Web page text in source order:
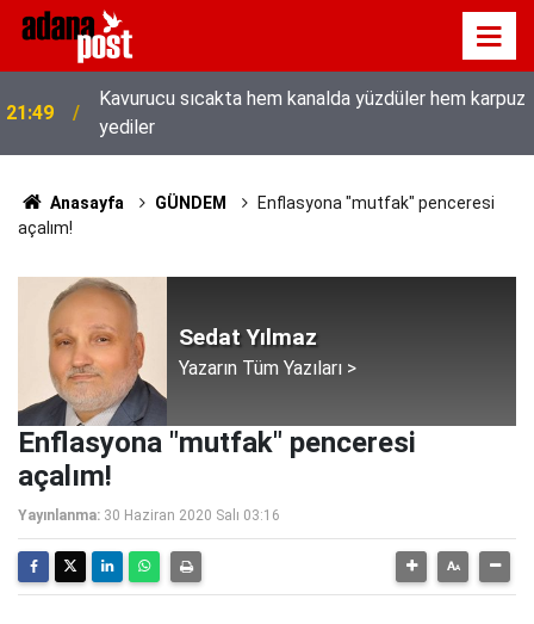
21:49
Kavurucu sıcakta hem kanalda yüzdüler hem karpuz
yediler
Anasayfa GÜNDEM
Enflasyona "mutfak" penceresi
açalım!
Sedat Yılmaz
Yazarın Tüm Yazıları >
Enflasyona "mutfak" penceresi
açalım!
Yayınlanma: 30 Haziran 2020 Salı 03:16